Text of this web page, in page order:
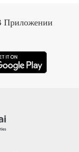
Приложении